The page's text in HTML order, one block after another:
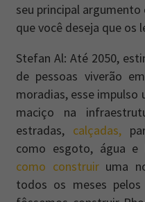
seu principal argumento
que você deseja que os
Stefan Al: Até 2050,
de pessoas viverão
moradias, esse impulso
maciço na
estradas, calçadas,
como esgoto, água e
como construiruma
todos os meses